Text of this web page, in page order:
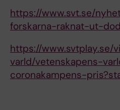
https://www.svt.se/
forskarna-raknat-ut-
https://www.svtplay.se/
varld/vetenskapens-
coronakampens-